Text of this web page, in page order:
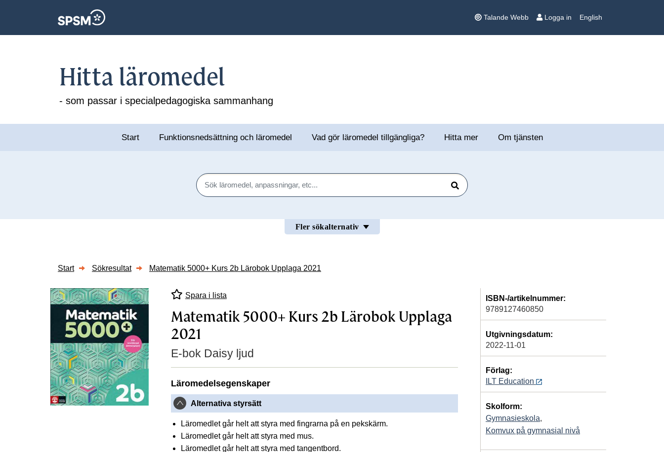
Talande Webb Logga in English
Hitta läromedel
- som passar i specialpedagogiska sammanhang
Start Funktionsnedsättning och läromedel Vad gör läromedel tillgängliga? Hitta mer Om tjänsten
Sök
Sök
Fler sökalternativ
Start Sökresultat Matematik 5000+ Kurs 2b Lärobok Upplaga 2021
Spara i lista
Matematik 5000+ Kurs 2b Lärobok Upplaga
2021
E-bok Daisy ljud
Läromedelsegenskaper
Alternativa styrsätt
Läromedlet går helt att styra med fingrarna på en pekskärm.
Läromedlet går helt att styra med mus.
Läromedlet går helt att styra med tangentbord.
ISBN-/artikelnummer:
9789127460850
Utgivningsdatum:
2022-11-01
Förlag:
ILT Education
Skolform:
Gymnasieskola,
Komvux på gymnasial nivå